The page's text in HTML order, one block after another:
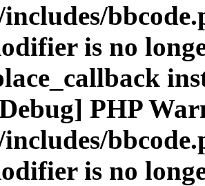
is no
PHP
is no